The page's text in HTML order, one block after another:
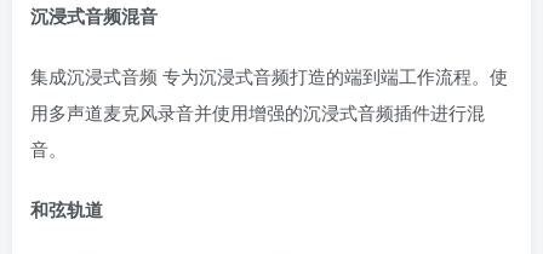
沉浸式音频混音
集成沉浸式音频 专为沉浸式音频打造的端到端工作流程。使
用多声道麦克风录音并使用增强的沉浸式音频插件进行混
音。
和弦轨道